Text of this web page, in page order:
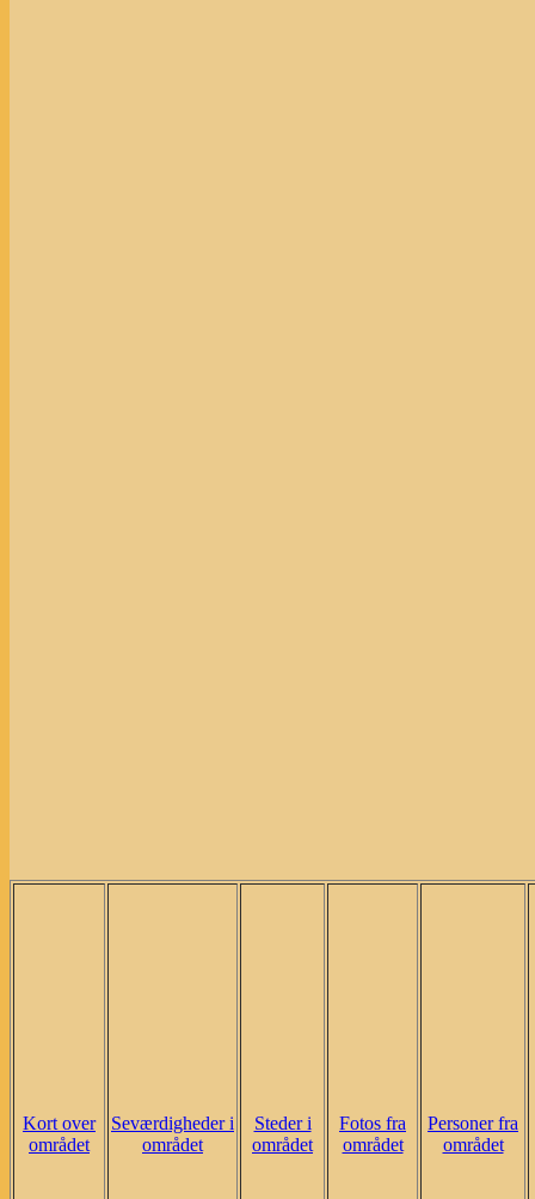
Kort over
området
Seværdigheder i
området
Steder i
området
Fotos fra
området
Personer fra
området